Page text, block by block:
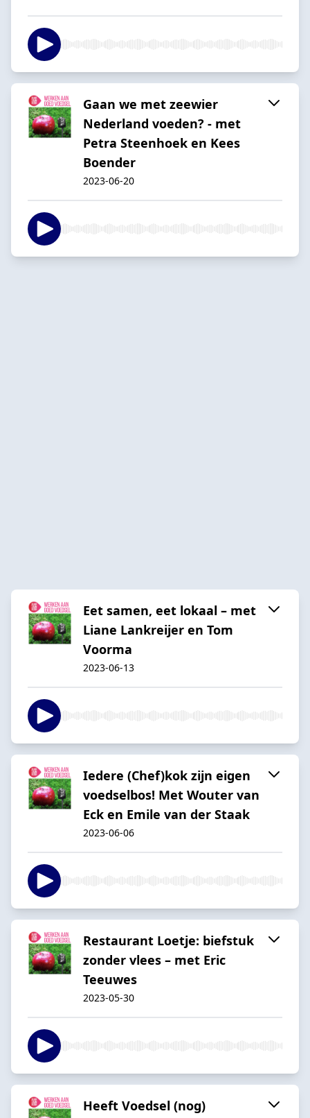
Gaan we met zeewier
Nederland voeden? - met
Petra Steenhoek en Kees
Boender
2023-06-20
Eet samen, eet lokaal – met
Liane Lankreijer en Tom
Voorma
2023-06-13
Iedere (Chef)kok zijn eigen
voedselbos! Met Wouter van
Eck en Emile van der Staak
2023-06-06
Restaurant Loetje: biefstuk
zonder vlees – met Eric
Teeuwes
2023-05-30
Heeft Voedsel (nog)